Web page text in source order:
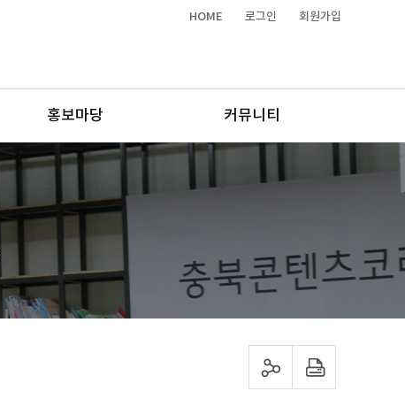
HOME 로그인 회원가입
홍보마당 커뮤니티
sns 공유하기 프린트하기